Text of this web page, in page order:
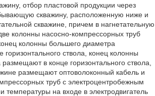
отбор пластовой продукции через
скважину, расположенную ниже и
скважине, причем в нагнетательную
колонны насосно-компрессорных труб
колонны большего диаметра
ствола, конец колонны
в конце горизонтального ствола,
размещают оптоволоконный кабель и
труб с электроцентробежным
температуры на входе в электродвигатель